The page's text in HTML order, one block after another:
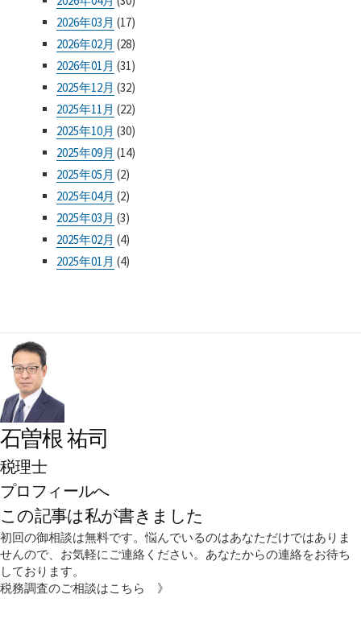
2026年03月 (17)
2026年02月 (28)
2026年01月 (31)
2025年12月 (32)
2025年11月 (22)
2025年10月 (30)
2025年09月 (14)
2025年05月 (2)
2025年04月 (2)
2025年03月 (3)
2025年02月 (4)
2025年01月 (4)
石曽根 祐司
税理士
プロフィールへ
この記事は私が書きました
初回の御相談は無料です。悩んでいるのはあなただけではありま
せんので、お気軽にご連絡ください。あなたからの連絡をお待ち
しております。
税務調査のご相談はこちら 》